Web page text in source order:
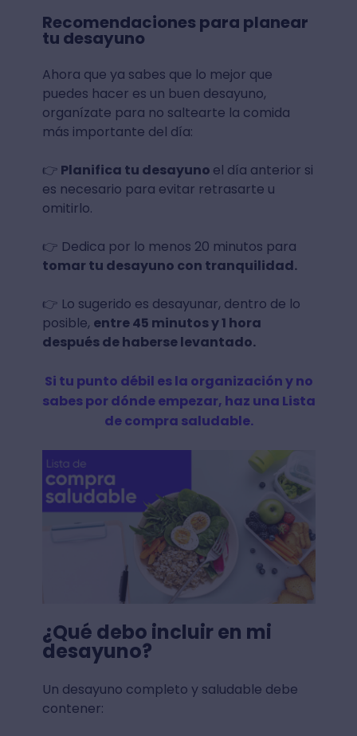
Recomendaciones para planear
tu desayuno
Ahora que ya sabes que lo mejor que
puedes hacer es un buen desayuno,
organízate para no saltearte la comida
más importante del día:
👉 Planifica tu desayuno el día anterior si
es necesario para evitar retrasarte u
omitirlo.
👉 Dedica por lo menos 20 minutos para
tomar tu desayuno con tranquilidad.
👉 Lo sugerido es desayunar, dentro de lo
posible, entre 45 minutos y 1 hora
después de haberse levantado.
Si tu punto débil es la organización y no
sabes por dónde empezar, haz una Lista
de compra saludable.
¿Qué debo incluir en mi
desayuno?
Un desayuno completo y saludable debe
contener: